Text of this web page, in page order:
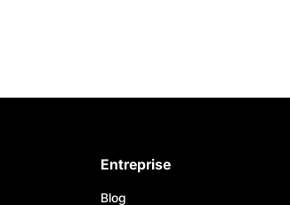
Entreprise
Blog